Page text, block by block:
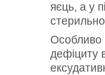
яєць, а у
Особливо
дефіциту